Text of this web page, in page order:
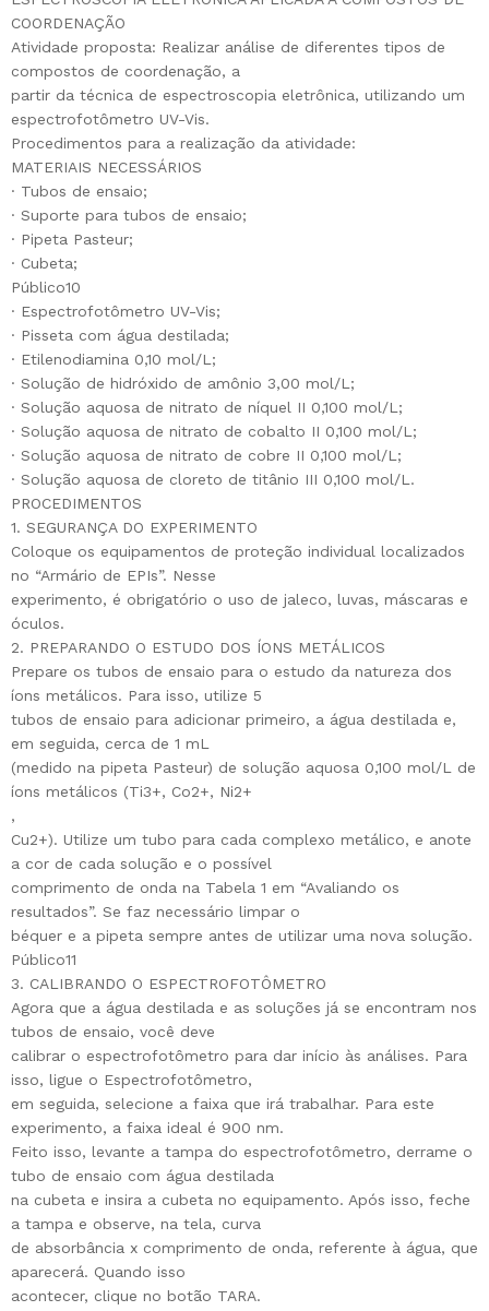
COORDENAÇÃO
Atividade proposta: Realizar análise de diferentes tipos de
compostos de coordenação, a
partir da técnica de espectroscopia eletrônica, utilizando um
espectrofotômetro UV-Vis.
Procedimentos para a realização da atividade:
MATERIAIS NECESSÁRIOS
· Tubos de ensaio;
· Suporte para tubos de ensaio;
· Pipeta Pasteur;
· Cubeta;
Público10
· Espectrofotômetro UV-Vis;
· Pisseta com água destilada;
· Etilenodiamina 0,10 mol/L;
· Solução de hidróxido de amônio 3,00 mol/L;
· Solução aquosa de nitrato de níquel II 0,100 mol/L;
· Solução aquosa de nitrato de cobalto II 0,100 mol/L;
· Solução aquosa de nitrato de cobre II 0,100 mol/L;
· Solução aquosa de cloreto de titânio III 0,100 mol/L.
PROCEDIMENTOS
1. SEGURANÇA DO EXPERIMENTO
Coloque os equipamentos de proteção individual localizados
no “Armário de EPIs”. Nesse
experimento, é obrigatório o uso de jaleco, luvas, máscaras e
óculos.
2. PREPARANDO O ESTUDO DOS ÍONS METÁLICOS
Prepare os tubos de ensaio para o estudo da natureza dos
íons metálicos. Para isso, utilize 5
tubos de ensaio para adicionar primeiro, a água destilada e,
em seguida, cerca de 1 mL
(medido na pipeta Pasteur) de solução aquosa 0,100 mol/L de
íons metálicos (Ti3+, Co2+, Ni2+
,
Cu2+). Utilize um tubo para cada complexo metálico, e anote
a cor de cada solução e o possível
comprimento de onda na Tabela 1 em “Avaliando os
resultados”. Se faz necessário limpar o
béquer e a pipeta sempre antes de utilizar uma nova solução.
Público11
3. CALIBRANDO O ESPECTROFOTÔMETRO
Agora que a água destilada e as soluções já se encontram nos
tubos de ensaio, você deve
calibrar o espectrofotômetro para dar início às análises. Para
isso, ligue o Espectrofotômetro,
em seguida, selecione a faixa que irá trabalhar. Para este
experimento, a faixa ideal é 900 nm.
Feito isso, levante a tampa do espectrofotômetro, derrame o
tubo de ensaio com água destilada
na cubeta e insira a cubeta no equipamento. Após isso, feche
a tampa e observe, na tela, curva
de absorbância x comprimento de onda, referente à água, que
aparecerá. Quando isso
acontecer, clique no botão TARA.